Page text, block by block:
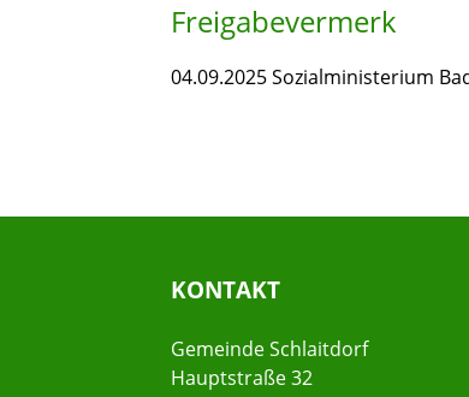
Freigabevermerk
04.09.2025Sozialministerium
KONTAKT
Gemeinde Schlaitdorf
Hauptstraße 32